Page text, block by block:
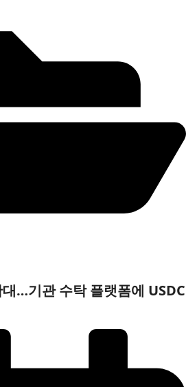
…기관 수탁 플랫폼에 USDC